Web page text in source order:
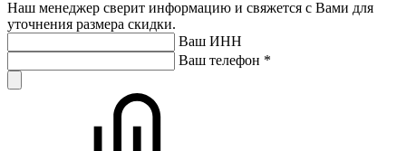
Наш менеджер сверит информацию и свяжется с Вами для
уточнения размера скидки.
Ваш ИНН
Ваш телефон *